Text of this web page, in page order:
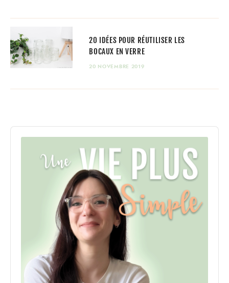
20 IDÉES POUR RÉUTILISER LES
BOCAUX EN VERRE
20 NOVEMBRE 2019
Audio
Player